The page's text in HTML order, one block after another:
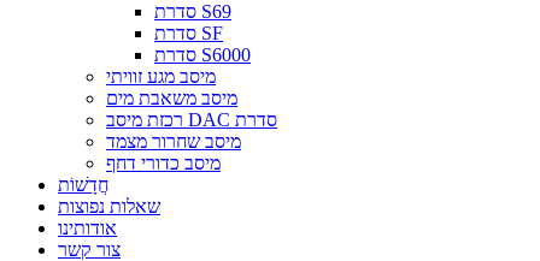
סדרת S69
סדרת SF
סדרת S6000
מיסב מגע זוויתי
מיסב משאבת מים
רכזת מיסב DAC סדרת
מיסב שחרור מצמד
מיסב כדורי דחף
חֲדָשׁוֹת
שאלות נפוצות
אודותינו
צור קשר